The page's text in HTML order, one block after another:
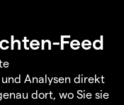
Feed
Analysen direkt
dort, wo Sie sie